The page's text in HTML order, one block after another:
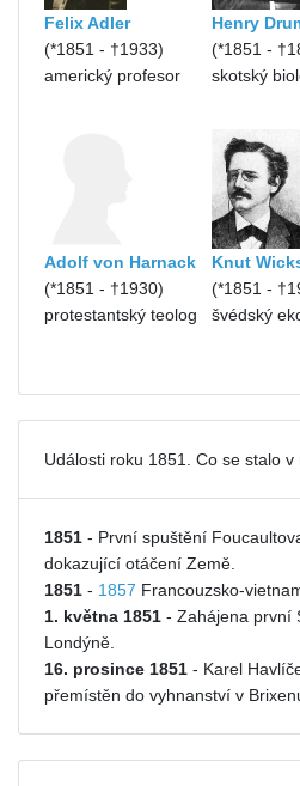
Felix Adler
(*1851 - †1933)
americký profesor
Henry
(*1851 -
skotský
Adolf von Harnack
(*1851 - †1930)
protestantský teolog
Knut
(*1851 -
švédský
Události roku 1851. Co se stalo v
1851 - První spuštění
dokazující otáčení Země.
1851 - 1857 Francouzsko-
1. května 1851 - Zahájena první
Londýně.
16. prosince 1851 - Karel
přemístěn do vyhnanství v